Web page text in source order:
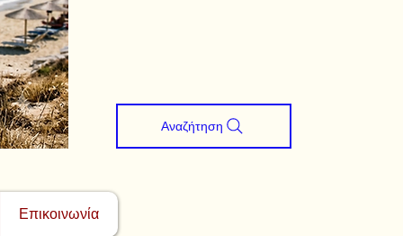
Επικοινωνία
Αναζήτηση